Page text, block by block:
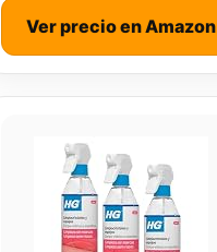
Ver precio en Amazon